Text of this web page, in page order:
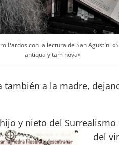
Pardos con la lectura de San Agustín.
antiqua y tam nova»
a la madre,
y nieto del
del